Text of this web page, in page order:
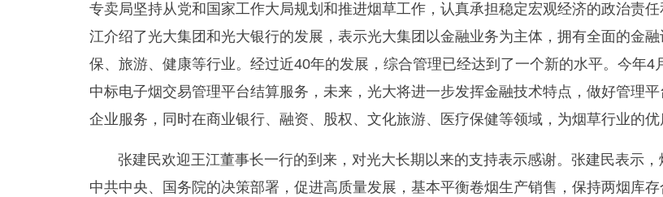
专卖局坚持从党和国家工作大局规划和推进烟草工作，认真承担稳定宏观经济的政治责
江介绍了光大集团和光大银行的发展，表示光大集团以金融业务为主体，拥有全面的金
保、旅游、健康等行业。经过近40年的发展，综合管理已经达到了一个新的水平。今年4
中标电子烟交易管理平台结算服务，未来，光大将进一步发挥金融技术特点，做好管理
企业服务，同时在商业银行、融资、股权、文化旅游、医疗保健等领域，为烟草行业的优
张建民欢迎王江董事长一行的到来，对光大长期以来的支持表示感谢。张建民表示，
中共中央、国务院的决策部署，促进高质量发展，基本平衡卷烟生产销售，保持两烟库